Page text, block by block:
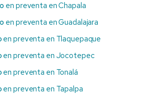
en preventa en Chapala
en preventa en Guadalajara
en preventa en Tlaquepaque
en preventa en Jocotepec
en preventa en Tonalá
en preventa en Tapalpa